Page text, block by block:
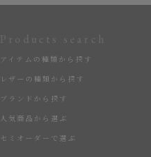
Products search
アイテムの種類から探す
レザーの種類から探す
ブランドから探す
人気商品から選ぶ
セミオーダーで選ぶ